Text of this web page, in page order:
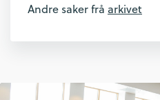
Andre saker frå arkivet